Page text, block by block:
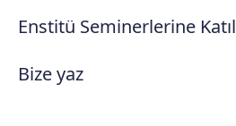
Enstitü Seminerlerine Katıl
Bize yaz